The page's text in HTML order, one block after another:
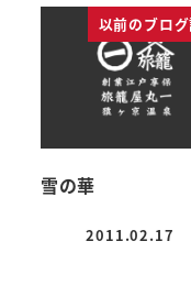
以前のブロ
雪の華
投稿日
2011.02.17